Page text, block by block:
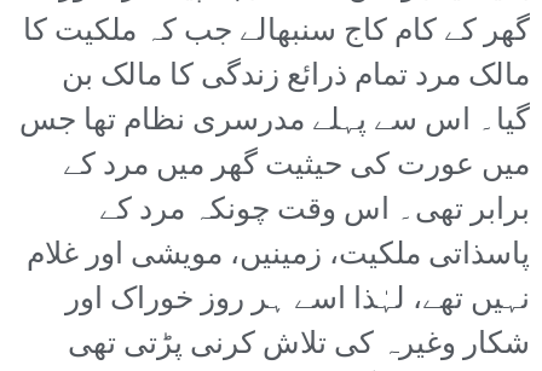
گھر کے کام کاج سنبھالے جب کہ ملکیت کا
مالک مرد تمام ذرائع زندگی کا مالک بن
گیا۔ اس سے پہلے مدرسری نظام تھا جس
میں عورت کی حیثیت گھر میں مرد کے
برابر تھی۔ اس وقت چونکہ مرد کے
پاسذاتی ملکیت، زمینیں، مویشی اور غلام
نہیں تھے، لہٰذا اسے ہر روز خوراک اور
شکار وغیرہ کی تلاش کرنی پڑتی تھی